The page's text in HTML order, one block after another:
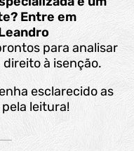
Entre em
para analisar
à isenção.
esclarecido as
leitura!